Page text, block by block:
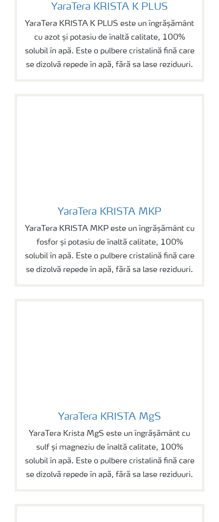
YaraTera KRISTA K PLUS
YaraTera KRISTA K PLUS este un îngrășământ
cu azot și potasiu de înaltă calitate, 100%
solubil în apă. Este o pulbere cristalină fină care
se dizolvă repede în apă, fără sa lase reziduuri.
YaraTera KRISTA MKP
YaraTera KRISTA MKP
YaraTera KRISTA MKP este un îngrășământ cu
fosfor și potasiu de înaltă calitate, 100%
solubil în apă. Este o pulbere cristalină fină care
se dizolvă repede în apă, fără sa lase reziduuri.
YaraTera KRISTA MgS
YaraTera KRISTA MgS
YaraTera Krista MgS este un îngrășământ cu
sulf și magneziu de înaltă calitate, 100%
solubil în apă. Este o pulbere cristalină fină care
se dizolvă repede în apă, fără sa lase reziduuri.